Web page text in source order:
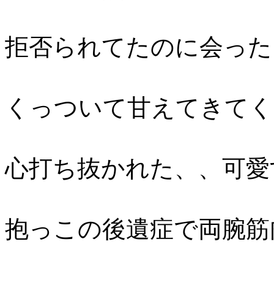
拒否られてたのに会っ
くっついて甘えてきて
心打ち抜かれた、、可
抱っこの後遺症で両腕